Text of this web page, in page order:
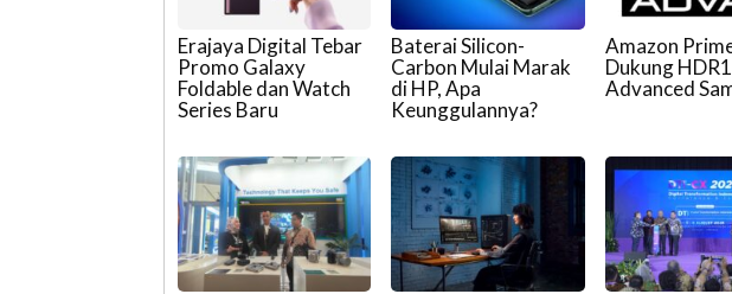
Erajaya Digital Tebar
Promo Galaxy
Foldable dan Watch
Series Baru
Baterai Silicon-
Carbon Mulai Marak
di HP, Apa
Keunggulannya?
Amazon
Dukung
Advanced